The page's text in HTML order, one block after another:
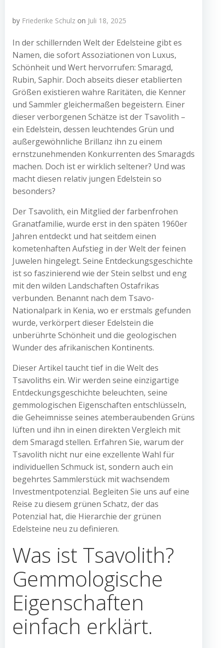
by Friederike Schulz on Juli 18, 2025
In der schillernden Welt der Edelsteine gibt es
Namen, die sofort Assoziationen von Luxus,
Schönheit und Wert hervorrufen: Smaragd,
Rubin, Saphir. Doch abseits dieser etablierten
Größen existieren wahre Raritäten, die Kenner
und Sammler gleichermaßen begeistern. Einer
dieser verborgenen Schätze ist der Tsavolith –
ein Edelstein, dessen leuchtendes Grün und
außergewöhnliche Brillanz ihn zu einem
ernstzunehmenden Konkurrenten des Smaragds
machen. Doch ist er wirklich seltener? Und was
macht diesen relativ jungen Edelstein so
besonders?
Der Tsavolith, ein Mitglied der farbenfrohen
Granatfamilie, wurde erst in den späten 1960er
Jahren entdeckt und hat seitdem einen
kometenhaften Aufstieg in der Welt der feinen
Juwelen hingelegt. Seine Entdeckungsgeschichte
ist so faszinierend wie der Stein selbst und eng
mit den wilden Landschaften Ostafrikas
verbunden. Benannt nach dem Tsavo-
Nationalpark in Kenia, wo er erstmals gefunden
wurde, verkörpert dieser Edelstein die
unberührte Schönheit und die geologischen
Wunder des afrikanischen Kontinents.
Dieser Artikel taucht tief in die Welt des
Tsavoliths ein. Wir werden seine einzigartige
Entdeckungsgeschichte beleuchten, seine
gemmologischen Eigenschaften entschlüsseln,
die Geheimnisse seines atemberaubenden Grüns
lüften und ihn in einen direkten Vergleich mit
dem Smaragd stellen. Erfahren Sie, warum der
Tsavolith nicht nur eine exzellente Wahl für
individuellen Schmuck ist, sondern auch ein
begehrtes Sammlerstück mit wachsendem
Investmentpotenzial. Begleiten Sie uns auf eine
Reise zu diesem grünen Schatz, der das
Potenzial hat, die Hierarchie der grünen
Edelsteine neu zu definieren.
Was ist Tsavolith?
Gemmologische
Eigenschaften
einfach erklärt.